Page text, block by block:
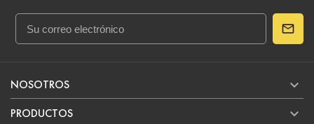
NOSOTROS 
PRODUCTOS 